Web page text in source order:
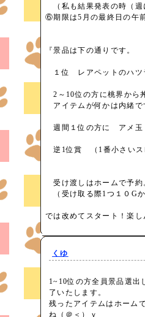
（私も結果発表の時（週
⑥期限は5月の最終日の午
『景品は下の通りです。
１位 レアペットのハツ
2～10位の方に桃界から
アイテムが何かは内緒で
週間１位の方に アメ玉
逆1位賞 （1番小さいス
受け渡しはホームで予約
（受け取る際1つ１０G
では改めてスタート！楽
くゆ
1~10位の方全員景品選出
了いたします。
残ったアイテムはホーム
ね（＠＜）ｖ